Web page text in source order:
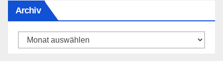
Archiv
Archiv